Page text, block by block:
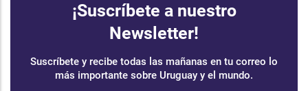
¡Suscríbete a nuestro
Newsletter!
Suscríbete y recibe todas las mañanas en tu correo lo
más importante sobre Uruguay y el mundo.